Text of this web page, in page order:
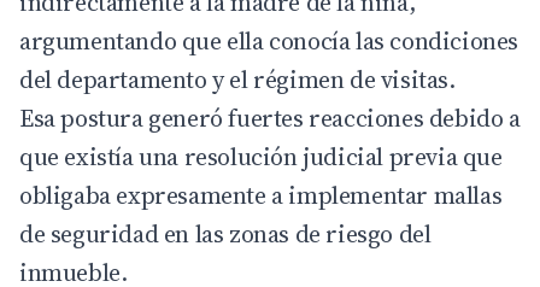
argumentando que ella conocía las condiciones
del departamento y el régimen de visitas.
Esa postura generó fuertes reacciones debido a
que existía una resolución judicial previa que
obligaba expresamente a implementar mallas
de seguridad en las zonas de riesgo del
inmueble.